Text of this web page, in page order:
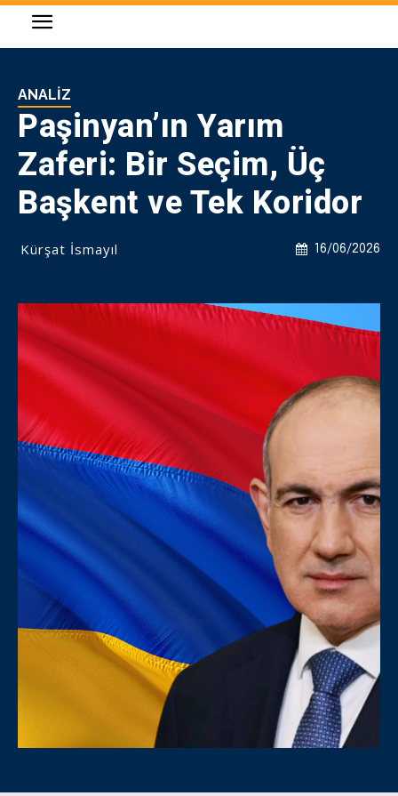
ANALIZ
Paşinyan’ın Yarım
Zaferi: Bir Seçim, Üç
Başkent ve Tek Koridor
16/06/2026
Kürşat İsmayıl